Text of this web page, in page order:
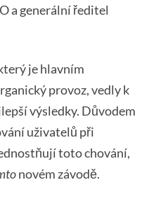
a generální ředitel
je hlavním
provoz, vedly k
výsledky. Důvodem
uživatelů při
toto chování,
novém závodě.